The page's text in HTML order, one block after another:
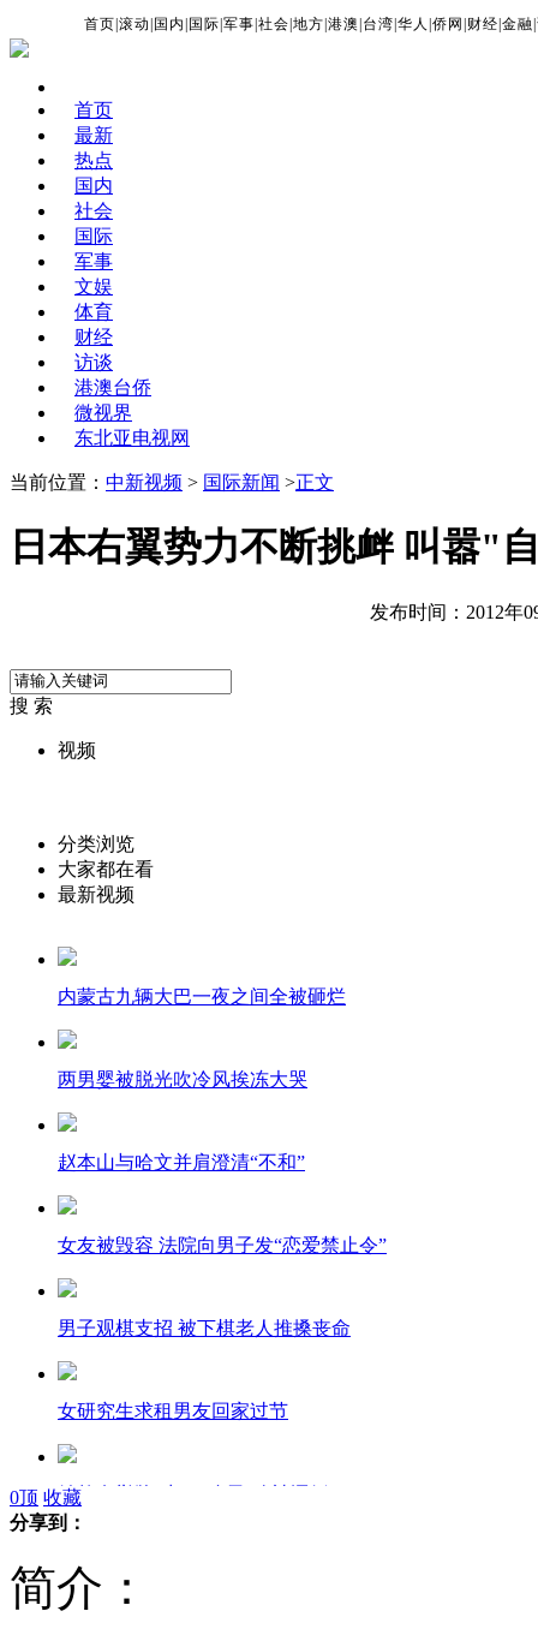
首页 |滚动 国内 国际 |军事 |社会 |地方 |港澳 台湾 |华人 |侨网 财经 |金融 |
首页
最新
热点
国内
社会
国际
军事
文娱
体育
财经
访谈
港澳台侨
微视界
东北亚电视网
当前位置： 中新视频 > 国际新闻 >正文
日本右翼势力不断挑衅 叫嚣"
发布时间：2012年
搜 索
视频
分类浏览
大家都在看
最新视频
内蒙古九辆大巴一夜之间全被砸烂
两男婴被脱光吹冷风挨冻大哭
赵本山与哈文并肩澄清“不和”
女友被毁容 法院向男子发“恋爱禁止令”
男子观棋支招 被下棋老人推搡丧命
女研究生求租男友回家过节
妙龄女举牌“出租”自己 称被逼婚
老汉街头摔昏 身上跌出20万现金
0顶 收藏
分享到：
简介：